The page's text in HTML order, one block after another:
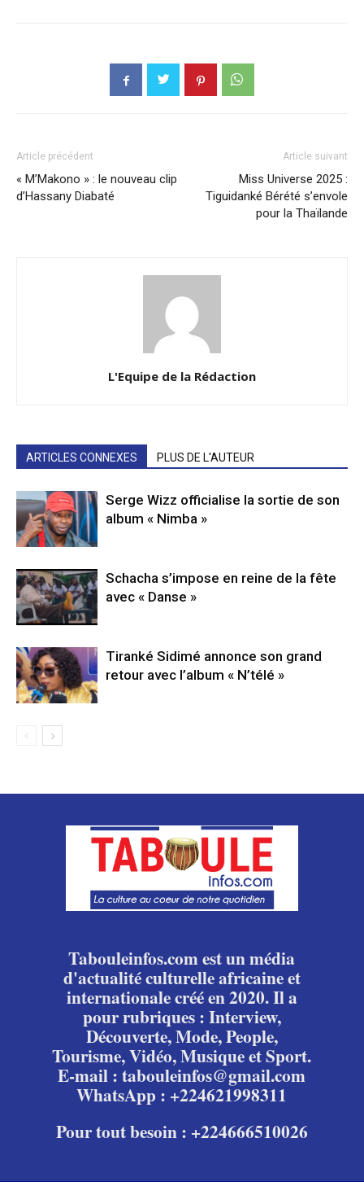
Article précédent
« M’Makono » : le nouveau clip
d’Hassany Diabaté
Article suivant
Miss Universe 2025 :
Tiguidanké Bérété s’envole
pour la Thaïlande
L'Equipe de la Rédaction
ARTICLES CONNEXES PLUS DE L'AUTEUR
Serge Wizz officialise la sortie de son
album « Nimba »
Schacha s’impose en reine de la fête
avec « Danse »
Tiranké Sidimé annonce son grand
retour avec l’album « N’télé »
Tabouleinfos.com est un média
d'actualité culturelle africaine et
internationale créé en 2020. Il a
pour rubriques : Interview,
Découverte, Mode, People,
Tourisme, Vidéo, Musique et Sport.
E-mail : tabouleinfos@gmail.com
WhatsApp : +224621998311
Pour tout besoin : +224666510026